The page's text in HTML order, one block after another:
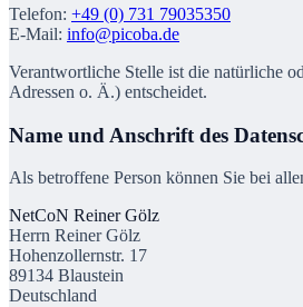
Telefon: +49 (0) 731 79035350
E-Mail: info@picoba.de
Verantwortliche Stelle ist die natürliche
Adressen o. Ä.) entscheidet.
Name und Anschrift des
Als betroffene Person können Sie bei
NetCoN Reiner Gölz
Herrn Reiner Gölz
Hohenzollernstr. 17
89134 Blaustein
Deutschland